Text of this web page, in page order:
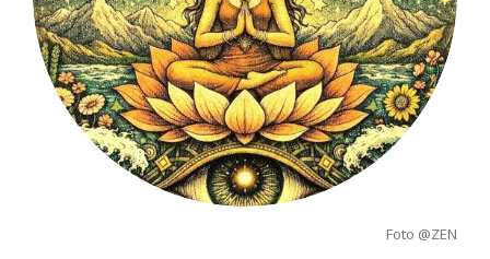
Foto @ZEN